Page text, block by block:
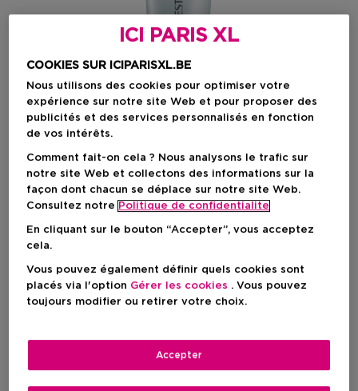
Choisissez votre format
125 ML En stock
125 ML
29,00 €
ICI PARIS XL
COOKIES SUR ICIPARISXL.BE
Nous utilisons des cookies pour optimiser votre
expérience sur notre site Web et pour proposer des
publicités et des services personnalisés en fonction
de vos intérêts.
Comment fait-on cela ? Nous analysons le trafic sur
notre site Web et collectons des informations sur la
façon dont chacun se déplace sur notre site Web.
Consultez notre Politique de confidentialite
En cliquant sur le bouton “Accepter”, vous acceptez
cela.
Vous pouvez également définir quels cookies sont
placés via l'option Gérer les cookies . Vous pouvez
toujours modifier ou retirer votre choix.
Accepter